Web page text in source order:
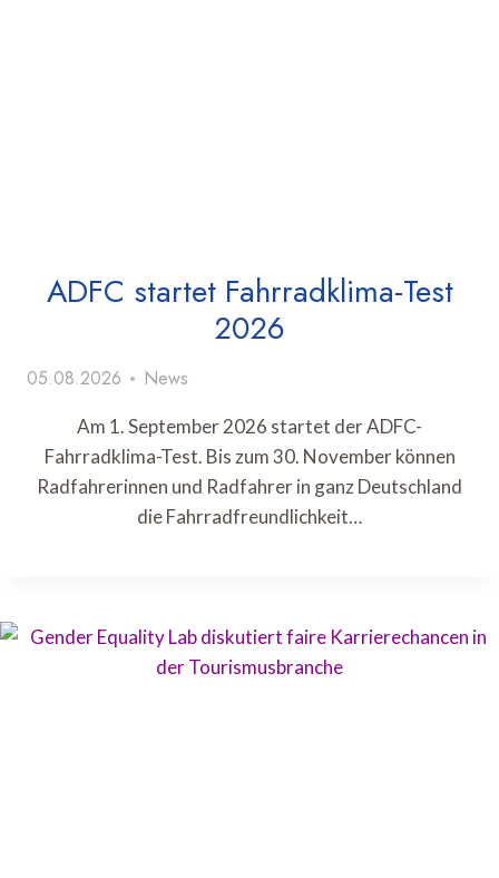
ADFC startet Fahrradklima-Test
2026
05.08.2026 News
Am 1. September 2026 startet der ADFC-
Fahrradklima-Test. Bis zum 30. November können
Radfahrerinnen und Radfahrer in ganz Deutschland
die Fahrradfreundlichkeit…